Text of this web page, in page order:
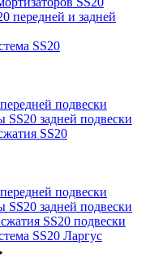
передней и задней
SS20
подвески
SS20 задней подвески
SS20
подвески
SS20 задней подвески
SS20 подвески
SS20 Ларгус